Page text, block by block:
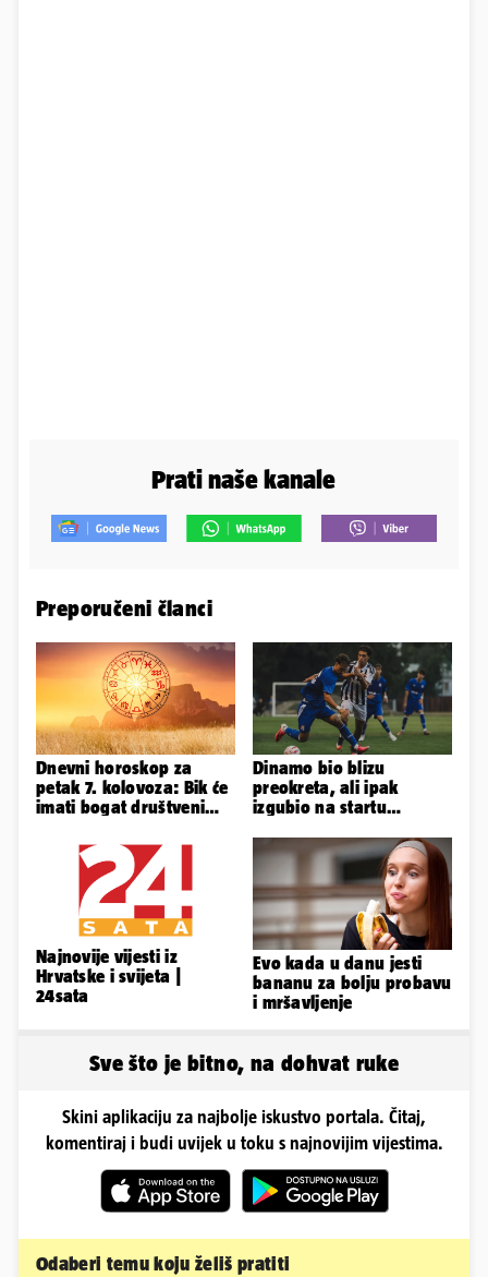
Prati naše kanale
Preporučeni članci
Dnevni horoskop za
petak 7. kolovoza: Bik će
imati bogat društveni
Dinamo bio blizu
preokreta, ali ipak
izgubio na startu
Najnovije vijesti iz
Hrvatske i svijeta |
24sata
Evo kada u danu jesti
bananu za bolju probavu
i mršavljenje
Sve što je bitno, na dohvat ruke
Skini aplikaciju za najbolje iskustvo portala. Čitaj,
komentiraj i budi uvijek u toku s najnovijim vijestima.
Odaberi temu koju želiš pratiti